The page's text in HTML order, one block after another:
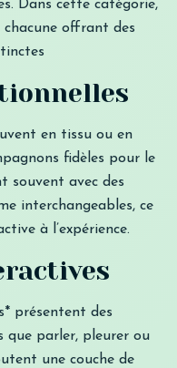
Dans cette catégorie,
offrant des
en tissu ou en
fidèles pour le
souvent avec des
interchangeables, ce
à l’expérience.
présentent des
que parler, pleurer ou
une couche de